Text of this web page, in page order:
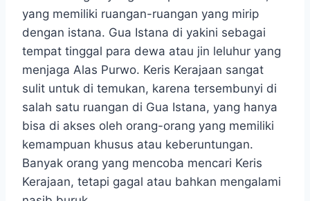
yang memiliki ruangan-ruangan yang mirip
dengan istana. Gua Istana di yakini sebagai
tempat tinggal para dewa atau jin leluhur yang
menjaga Alas Purwo. Keris Kerajaan sangat
sulit untuk di temukan, karena tersembunyi di
salah satu ruangan di Gua Istana, yang hanya
bisa di akses oleh orang-orang yang memiliki
kemampuan khusus atau keberuntungan.
Banyak orang yang mencoba mencari Keris
Kerajaan, tetapi gagal atau bahkan mengalami